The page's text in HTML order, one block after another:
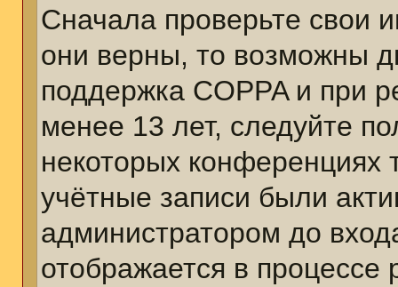
Сначала проверьте свои
они верны, то возможны
поддержка COPPA и при
менее 13 лет, следуйте
некоторых конференциях
учётные записи были
администратором до
отображается в